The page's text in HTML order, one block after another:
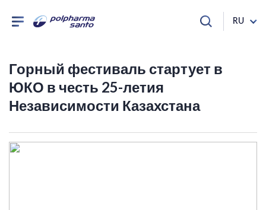
RU
Горный фестиваль стартует в
ЮКО в честь 25-летия
Независимости Казахстана